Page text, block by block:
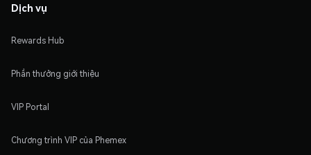
Dịch vụ
Rewards Hub
Phần thưởng giới thiệu
VIP Portal
Chương trình VIP của Phemex